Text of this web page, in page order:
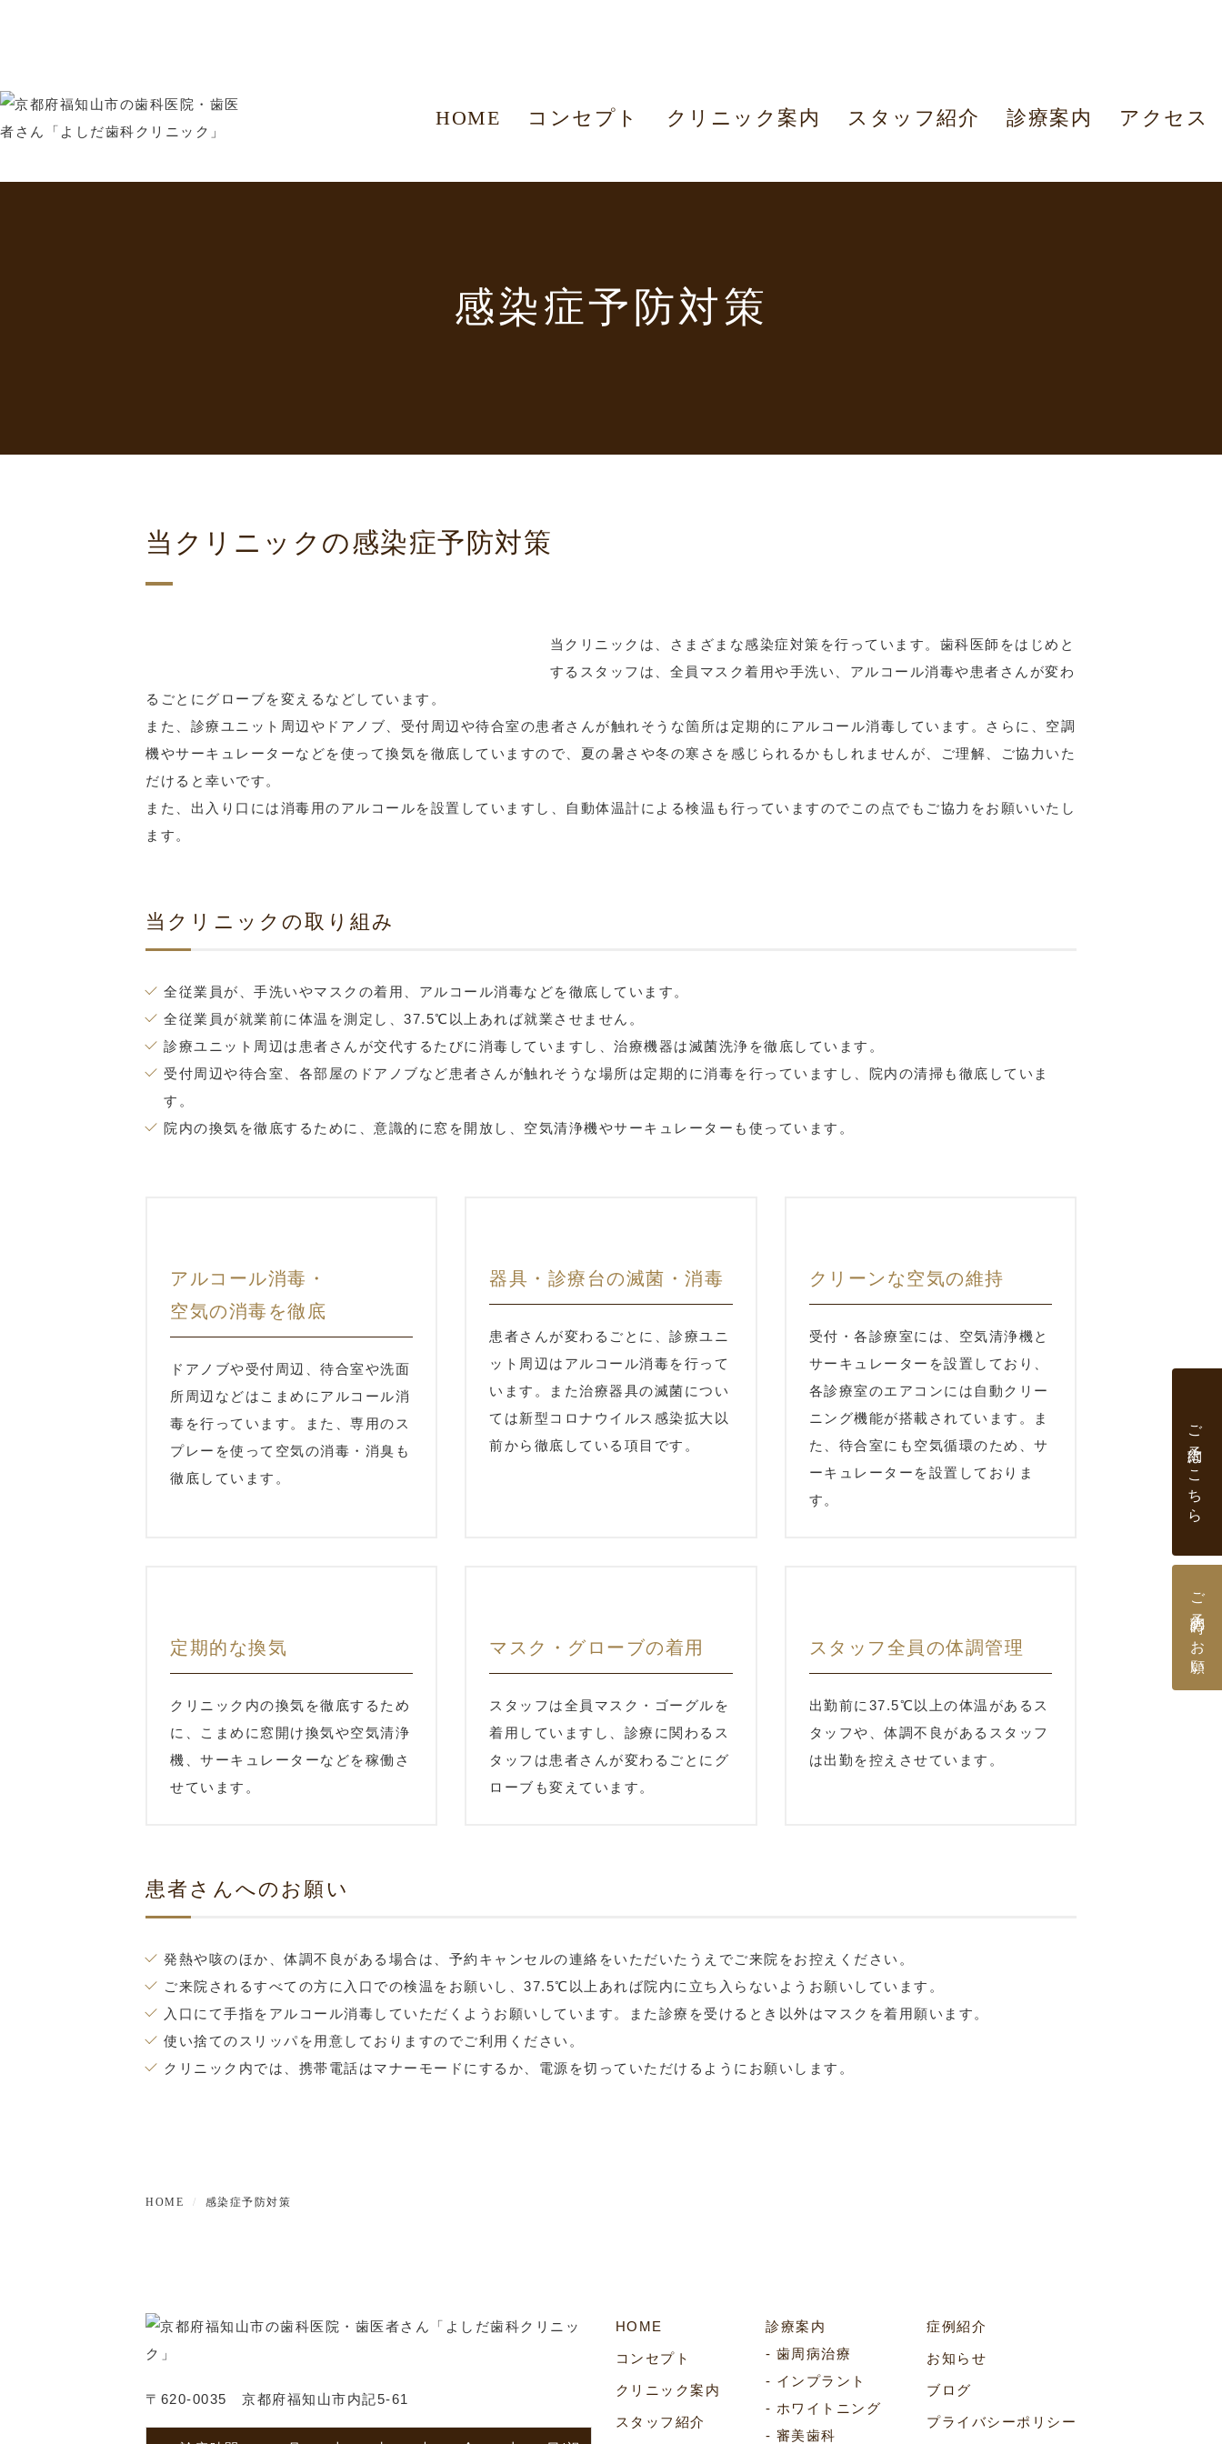
HOME コンセプト クリニック案内 スタッフ紹介 診療案内 アクセス
感染症予防対策
当クリニックの感染症予防対策
当クリニックは、さまざまな感染症対策を行っています。歯科医師をはじめと
するスタッフは、全員マスク着用や手洗い、アルコール消毒や患者さんが変わ
るごとにグローブを変えるなどしています。
また、診療ユニット周辺やドアノブ、受付周辺や待合室の患者さんが触れそうな箇所は定期的にアルコール消毒しています。さらに、空調
機やサーキュレーターなどを使って換気を徹底していますので、夏の暑さや冬の寒さを感じられるかもしれませんが、ご理解、ご協力いた
だけると幸いです。
また、出入り口には消毒用のアルコールを設置していますし、自動体温計による検温も行っていますのでこの点でもご協力をお願いいたし
ます。
当クリニックの取り組み
全従業員が、手洗いやマスクの着用、アルコール消毒などを徹底しています。
全従業員が就業前に体温を測定し、37.5℃以上あれば就業させません。
診療ユニット周辺は患者さんが交代するたびに消毒していますし、治療機器は滅菌洗浄を徹底しています。
受付周辺や待合室、各部屋のドアノブなど患者さんが触れそうな場所は定期的に消毒を行っていますし、院内の清掃も徹底していま
す。
院内の換気を徹底するために、意識的に窓を開放し、空気清浄機やサーキュレーターも使っています。
アルコール消毒・
空気の消毒を徹底
ドアノブや受付周辺、待合室や洗面
所周辺などはこまめにアルコール消
毒を行っています。また、専用のス
プレーを使って空気の消毒・消臭も
徹底しています。
器具・診療台の滅菌・消毒
患者さんが変わるごとに、診療ユニ
ット周辺はアルコール消毒を行って
います。また治療器具の滅菌につい
ては新型コロナウイルス感染拡大以
前から徹底している項目です。
クリーンな空気の維持
受付・各診療室には、空気清浄機と
サーキュレーターを設置しており、
各診療室のエアコンには自動クリー
ニング機能が搭載されています。ま
た、待合室にも空気循環のため、サ
ーキュレーターを設置しておりま
す。
定期的な換気
クリニック内の換気を徹底するため
に、こまめに窓開け換気や空気清浄
機、サーキュレーターなどを稼働さ
せています。
マスク・グローブの着用
スタッフは全員マスク・ゴーグルを
着用していますし、診療に関わるス
タッフは患者さんが変わるごとにグ
ローブも変えています。
スタッフ全員の体調管理
出勤前に37.5℃以上の体温があるス
タッフや、体調不良があるスタッフ
は出勤を控えさせています。
患者さんへのお願い
発熱や咳のほか、体調不良がある場合は、予約キャンセルの連絡をいただいたうえでご来院をお控えください。
ご来院されるすべての方に入口での検温をお願いし、37.5℃以上あれば院内に立ち入らないようお願いしています。
入口にて手指をアルコール消毒していただくようお願いしています。また診療を受けるとき以外はマスクを着用願います。
使い捨てのスリッパを用意しておりますのでご利用ください。
クリニック内では、携帯電話はマナーモードにするか、電源を切っていただけるようにお願いします。
HOME 感染症予防対策
〒620-0035 京都府福知山市内記5-61
HOME
コンセプト
クリニック案内
スタッフ紹介
診療案内
歯周病治療
インプラント
ホワイトニング
審美歯科
症例紹介
お知らせ
ブログ
プライバシーポリシー
ご予約はこちら
ご予約時のお願い